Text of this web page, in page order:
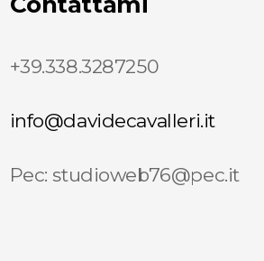
+39.338.3287250
info@davidecavalleri.it
Pec: studioweb76@pec.it